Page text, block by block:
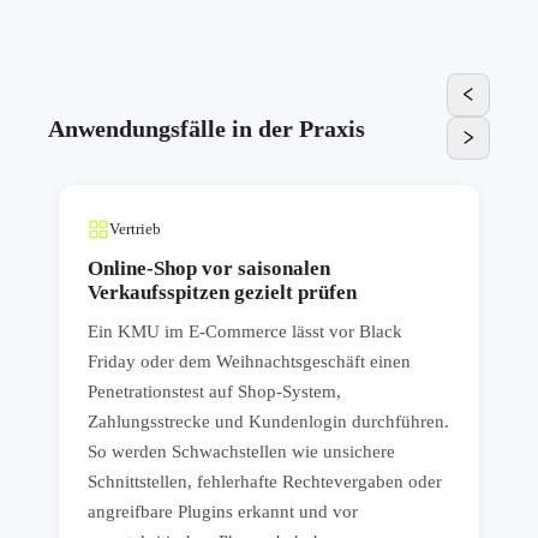
Anwendungsfälle in der Praxis
Vertrieb
Online-Shop vor saisonalen
Verkaufsspitzen gezielt prüfen
Ein KMU im E-Commerce lässt vor Black
Friday oder dem Weihnachtsgeschäft einen
Penetrationstest auf Shop-System,
Zahlungsstrecke und Kundenlogin durchführen.
So werden Schwachstellen wie unsichere
Schnittstellen, fehlerhafte Rechtevergaben oder
angreifbare Plugins erkannt und vor